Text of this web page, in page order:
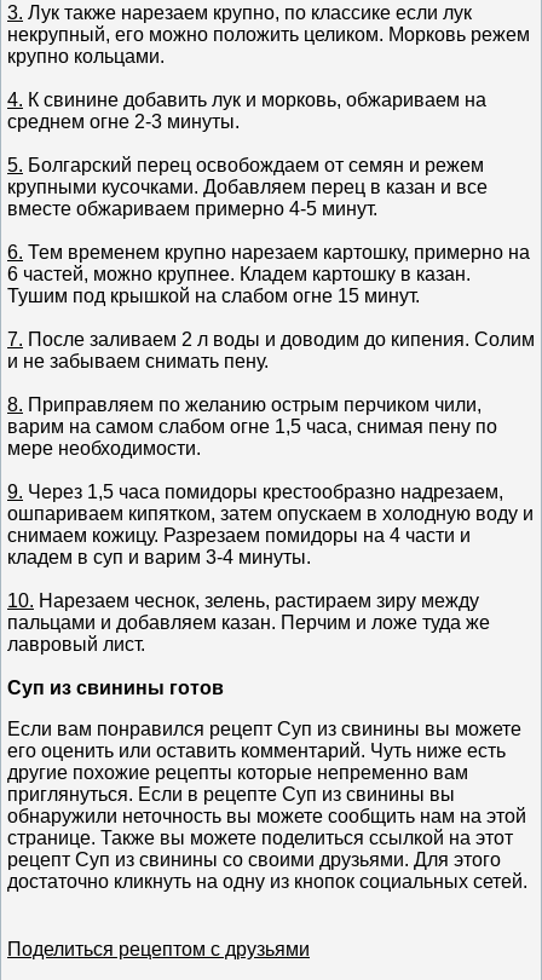
3. Лук также нарезаем крупно, по классике если лук
некрупный, его можно положить целиком. Морковь режем
крупно кольцами.
4. К свинине добавить лук и морковь, обжариваем на
среднем огне 2-3 минуты.
5. Болгарский перец освобождаем от семян и режем
крупными кусочками. Добавляем перец в казан и все
вместе обжариваем примерно 4-5 минут.
6. Тем временем крупно нарезаем картошку, примерно на
6 частей, можно крупнее. Кладем картошку в казан.
Тушим под крышкой на слабом огне 15 минут.
7. После заливаем 2 л воды и доводим до кипения. Солим
и не забываем снимать пену.
8. Приправляем по желанию острым перчиком чили,
варим на самом слабом огне 1,5 часа, снимая пену по
мере необходимости.
9. Через 1,5 часа помидоры крестообразно надрезаем,
ошпариваем кипятком, затем опускаем в холодную воду и
снимаем кожицу. Разрезаем помидоры на 4 части и
кладем в суп и варим 3-4 минуты.
10. Нарезаем чеснок, зелень, растираем зиру между
пальцами и добавляем казан. Перчим и ложе туда же
лавровый лист.
Суп из свинины готов
Если вам понравился рецепт Суп из свинины вы можете
его оценить или оставить комментарий. Чуть ниже есть
другие похожие рецепты которые непременно вам
приглянуться. Если в рецепте Суп из свинины вы
обнаружили неточность вы можете сообщить нам на этой
странице. Также вы можете поделиться ссылкой на этот
рецепт Суп из свинины со своими друзьями. Для этого
достаточно кликнуть на одну из кнопок социальных сетей.
Поделиться рецептом с друзьями